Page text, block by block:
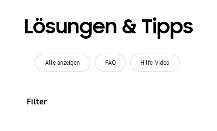
Lösungen & Tipps
Alle anzeigen FAQ Hilfe-Video
Filter